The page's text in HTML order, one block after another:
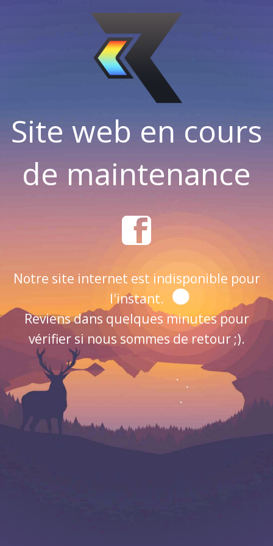
Site web en cours
de maintenance
Notre site internet est indisponible pour
l'instant.
Reviens dans quelques minutes pour
vérifier si nous sommes de retour ;).